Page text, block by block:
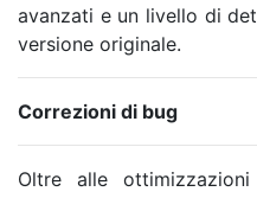
avanzati e un livello di
versione originale.
Correzioni di bug
Oltre alle